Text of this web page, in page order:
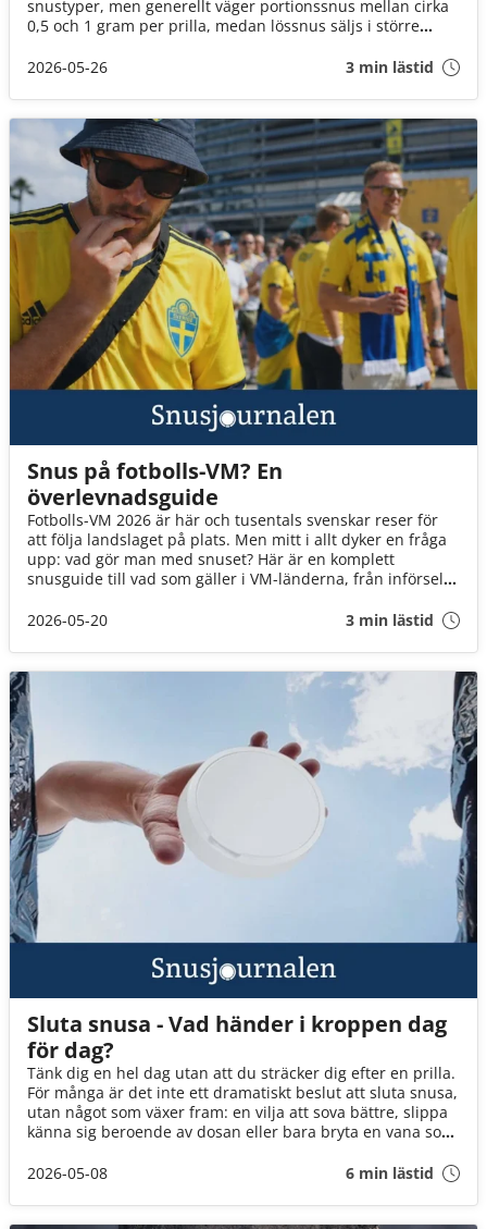
snustyper, men generellt väger portionssnus mellan cirka
0,5 och 1 gram per prilla, medan lössnus säljs i större
som avgör vikten på snuset!
2026-05-26 3 min lästid
Snus på fotbolls-VM? En
överlevnadsguide
Fotbolls-VM 2026 är här och tusentals svenskar reser för
att följa landslaget på plats. Men mitt i allt dyker en fråga
upp: vad gör man med snuset? Här är en komplett
snusguide till vad som gäller i VM-länderna, från införsel
2026-05-20
3 min lästid
Sluta snusa - Vad händer i kroppen dag
för dag?
Tänk dig en hel dag utan att du sträcker dig efter en prilla.
För många är det inte ett dramatiskt beslut att sluta snusa,
utan något som växer fram: en vilja att sova bättre, slippa
känna sig beroende av dosan eller bara bryta en vana som
människor att lämna rökningen bakom sig och göra mer
funderar på att sluta snusa guidar den här texten dig
2026-05-08 6 min lästid